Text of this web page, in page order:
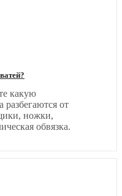
какую
разбегаются от
ножки,
обвязка.